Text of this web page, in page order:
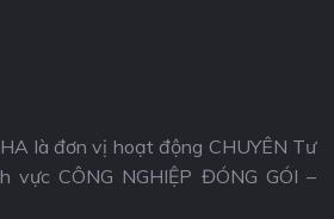
là đơn vị hoạt động CHUYÊN Tư
vực CÔNG NGHIỆP ĐÓNG GÓI –